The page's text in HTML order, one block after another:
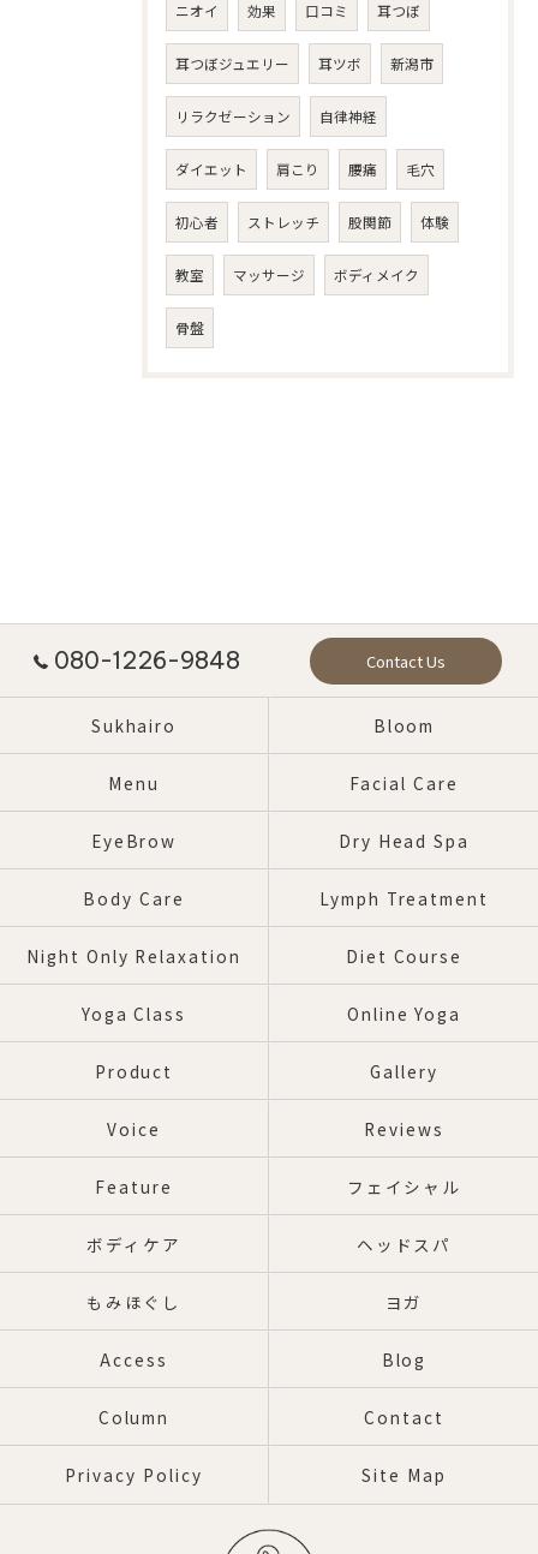
ニオイ 効果 口コミ 耳つぼ
耳つぼジュエリー 耳ツボ 新潟市
リラクゼーション 自律神経
ダイエット 肩こり 腰痛 毛穴
初心者 ストレッチ 股関節 体験
教室 マッサージ ボディメイク
骨盤
080-1226-9848 Contact Us
Sukhairo Bloom
Menu Facial Care
EyeBrow Dry Head Spa
Body Care Lymph Treatment
Night Only Relaxation Diet Course
Yoga Class Online Yoga
Product Gallery
Voice Reviews
Feature フェイシャル
ボディケア ヘッドスパ
もみほぐし ヨガ
Access Blog
Column Contact
Privacy Policy Site Map